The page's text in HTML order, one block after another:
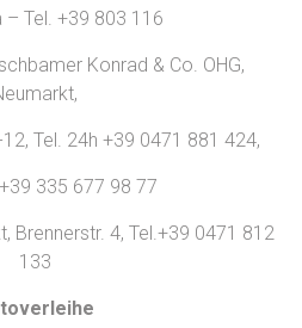
Tel. +39 803 116
Konrad & Co. OHG,
Tel. 24h +39 0471 881 424,
335 677 98 77
Brennerstr. 4, Tel.+39 0471 812
133